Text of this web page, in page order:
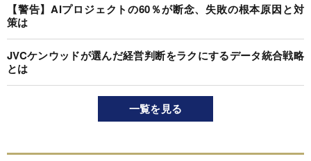
【警告】AIプロジェクトの60％が断念、失敗の根本原因と対
策は
JVCケンウッドが選んだ経営判断をラクにするデータ統合戦略
とは
一覧を見る